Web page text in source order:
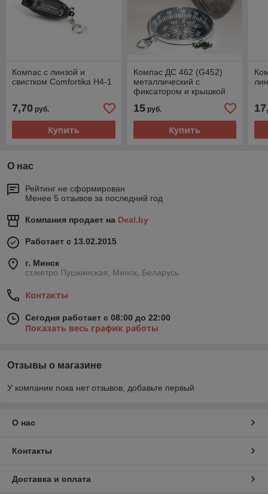
Компас с линзой и
свистком Comfortika H4-1
7,70 руб.
Купить
Компас ДС 462 (G452)
металлический с
фиксатором и крышкой
15руб.
Купить
О нас
Рейтинг не сформирован
Менее 5 отзывов за последний год
Компания продает на Deal.by
Работает с 13.02.2015
г. Минск
ст.метро Пушкинская, Минск, Беларусь
Контакты
Сегодня работает с 08:00 до 22:00
Показать весь график работы
Отзывы о магазине
У компании пока нет отзывов, добавьте первый
О нас
Контакты
Доставка и оплата